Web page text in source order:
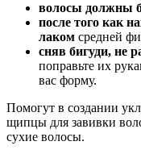
волосы
после того как
лаком средней
сняв бигуди, не
поправьте их
вас форму.
Помогут в создании
щипцы для завивки
сухие волосы.